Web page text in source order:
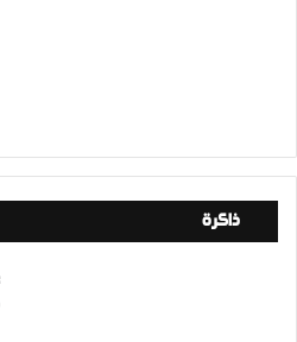
ذاكرة